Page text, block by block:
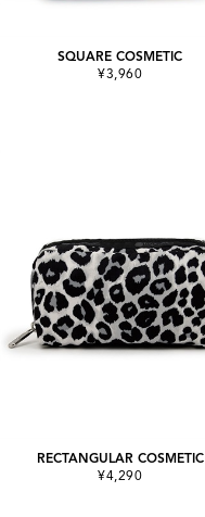
SQUARE COSMETIC
¥3,960
RECTANGULAR COSMETIC
¥4,290